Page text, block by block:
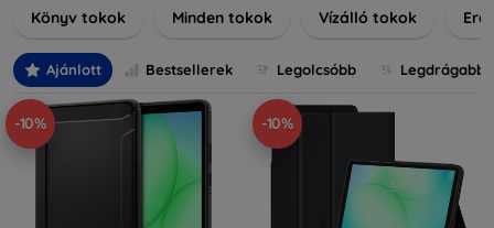
különlegesebbé eszközeit a tökéletes tokkal!
Könyv tokok Minden tokok Vízálló tokok
Ajánlott Bestsellerek Legolcsóbb Legdrágabb
-10% -10%